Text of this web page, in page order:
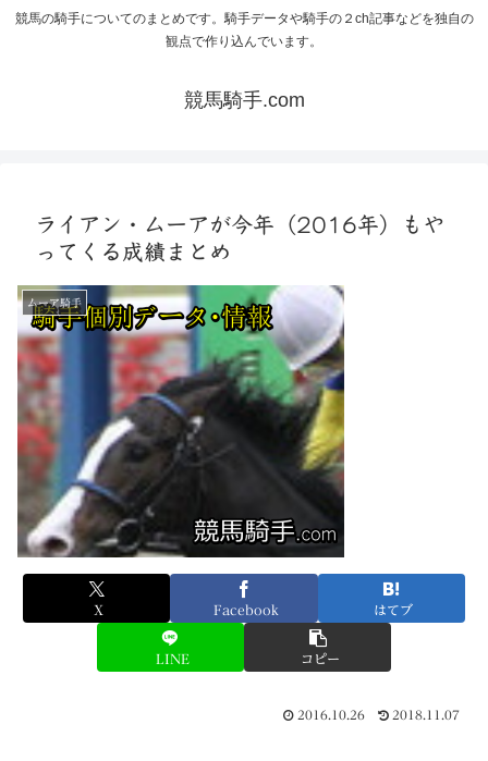
競馬の騎手についてのまとめです。騎手データや騎手の２ch記事などを独自の
観点で作り込んでいます。
競馬騎手.com
ライアン・ムーアが今年（2016年）もや
ってくる成績まとめ
ムーア騎手
X Facebook はてブ
LINE コピー
2016.10.26 2018.11.07